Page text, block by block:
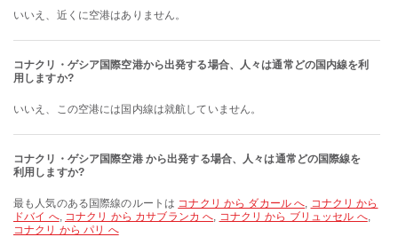
いいえ、近くに空港はありません。
コナクリ・ゲシア国際空港から出発する場合、人々は通常どの国内線を利
用しますか?
いいえ、この空港には国内線は就航していません。
コナクリ・ゲシア国際空港 から出発する場合、人々は通常どの国際線を
利用しますか?
最も人気のある国際線のルートは コナクリ から ダカール へ, コナクリ から
ドバイ へ, コナクリ から カサブランカ へ, コナクリ から ブリュッセル へ,
コナクリ から パリ へ